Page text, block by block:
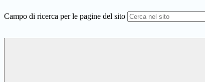
Campo di ricerca per le pagine del sito